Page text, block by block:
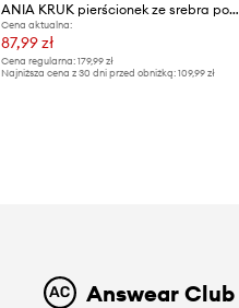
ANIA KRUK pierścionek ze srebra pokrytego złotem DUO
Cena aktualna:
87,99 zł
Cena regularna: 179,99 zł
Najniższa cena z 30 dni przed obniżką: 109,99 zł
Answear Club